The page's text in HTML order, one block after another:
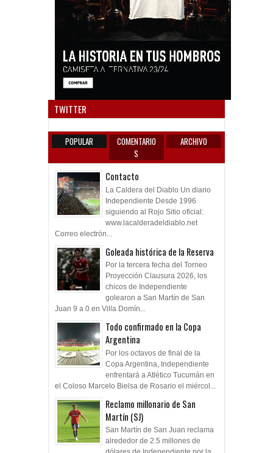
TWITTER
POPULAR
COMENTARIO
S
ARCHIVO
Contacto
La Caldera del Diablo Un diario
Independiente Desde 1996
siguiendo al Rojo Sitio oficial:
www.lacalderadeldiablo.net
Correo electrón...
Goleada histórica de la Reserva
Por la tercera fecha del Torneo
Proyección Clausura 2026, los
chicos de Independiente
golearon a San Martín de San
Juan 9 a 0 en Villa Domín...
Todo confirmado en la Copa
Argentina
Por los octavos de final de la
Copa Argentina, Independiente
enfrentará a Atlético Tucumán en
el Coloso Marcelo Bielsa de Rosario el miércol...
Reclamo millonario de San
Martín (SJ)
San Martín de San Juan reclama
alrededor de 2.5 millones de